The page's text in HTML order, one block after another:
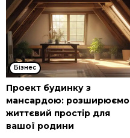
Бізнес
Проект будинку з
мансардою: розширюємо
життєвий простір для
вашої родини